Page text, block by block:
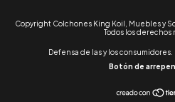
Copyright Colchones King Koil, Muebles y
Todos los derechos
Defensa de las y los consumidores.
Botón de